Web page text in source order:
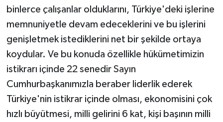
binlerce çalışanlar olduklarını, Türkiye'deki işlerine
memnuniyetle devam edeceklerini ve bu işlerini
genişletmek istediklerini net bir şekilde ortaya
koydular. Ve bu konuda özellikle hükümetimizin
istikrarı içinde 22 senedir Sayın
Cumhurbaşkanımızla beraber liderlik ederek
Türkiye'nin istikrar içinde olması, ekonomisini çok
hızlı büyütmesi, milli gelirini 6 kat, kişi başının milli